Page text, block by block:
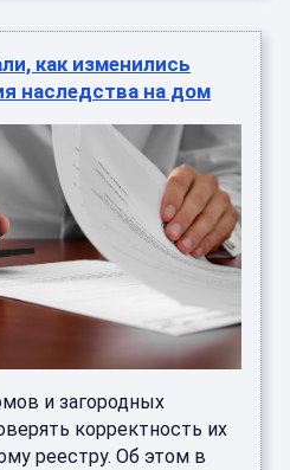
как изменились
наследства на дом
и загородных
корректность их
реестру. Об этом в